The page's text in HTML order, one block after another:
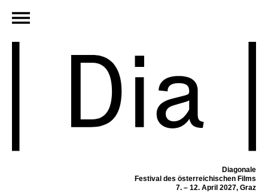
Diagonale
Festival des österreichischen Films
7. – 12. April 2027, Graz